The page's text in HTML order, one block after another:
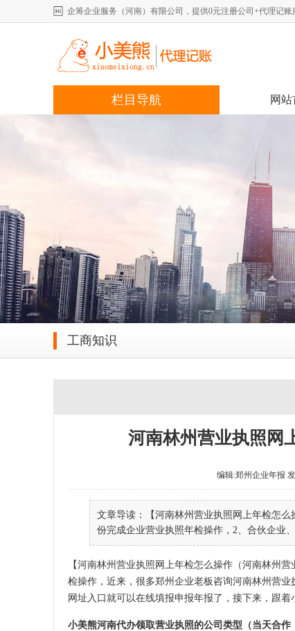
企筹企业服务（河南）有限公司，提供0元注册公司+代理记账
栏目导航 网
工商知识
河南林州营业执照网
编辑:郑州企业年报
文章导读：【河南林州营业执照网上年检怎
份完成企业营业执照年检操作，2、合伙企业
【河南林州营业执照网上年检怎么操作（河南林州
检操作，近来，很多郑州企业老板咨询河南林州营
网址入口就可以在线填报申报年报了，接下来，跟着
小美熊河南代办领取营业执照的公司类型（当天合作